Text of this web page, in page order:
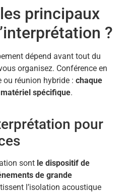
principaux
?
dépend avant tout du
organisez. Conférence en
ou réunion hybride : chaque
spécifique.
pour
sont le dispositif de
de grande
l’isolation acoustique